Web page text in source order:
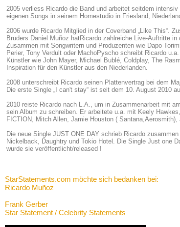
2005 verliess Ricardo die Band und arbeitet seitdem
eigenen Songs in seinem Homestudio in Friesland,
2006 wurde Ricardo Mitglied in der Coverband „Like This“.
Bruders Daniel Muñoz hatRicardo zahlreiche Live-Auftritte
Zusammen mit Songwritern und Produzenten wie Dapo
Perier, Tony Verdult oder MachoPyscho schreibt Ricardo
Künstler wie John Mayer, Michael Bublé, Coldplay, The
Inspiration für den Künstler aus den Niederlanden.
2008 unterschreibt Ricardo seinen Plattenvertrag bei dem
Die erste Single „I can't stay“ ist seit dem 10. August 2010
2010 reiste Ricardo nach L.A., um in Zusammenarbeit mit
sein Album zu schreiben. Er arbeitete u.a. mit Keely
FICTION, Mitch Allen, Jamie Houston (
Die neue Single JUST ONE DAY schrieb Ricardo
Nickelback, Daughtry und Tokio Hotel. Die Single Just one
wurde sie veröffentlicht/released !
StarStatements.com möchte sich bedanken bei:
Ricardo Muñoz
Frank Gerber
Star Statement / Celebrity Statements